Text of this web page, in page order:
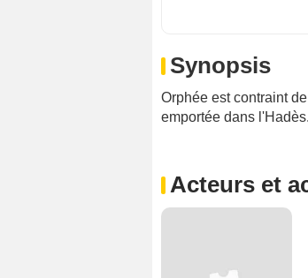
Synopsis
Orphée est contraint
emportée dans l'Hadès.
Acteurs et